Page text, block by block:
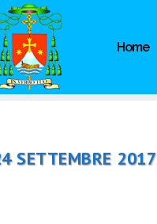
Home
SETTEMBRE 2017